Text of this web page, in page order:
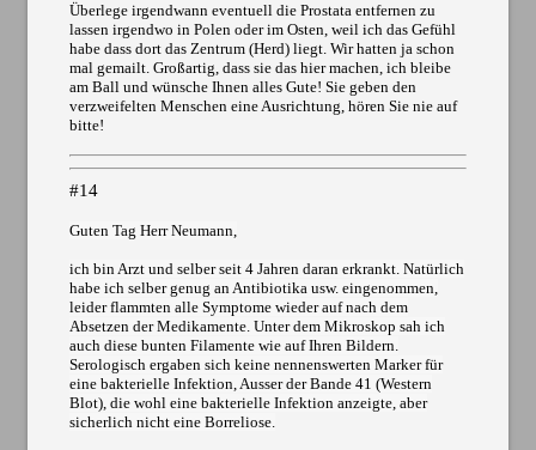
Überlege irgendwann eventuell die Prostata entfernen zu
lassen irgendwo in Polen oder im Osten, weil ich das Gefühl
habe dass dort das Zentrum (Herd) liegt. Wir hatten ja schon
mal gemailt. Großartig, dass sie das hier machen, ich bleibe
am Ball und wünsche Ihnen alles Gute! Sie geben den
verzweifelten Menschen eine Ausrichtung, hören Sie nie auf
bitte!
#14
Guten Tag Herr Neumann,
ich bin Arzt und selber seit 4 Jahren daran erkrankt. Natürlich
habe ich selber genug an Antibiotika usw. eingenommen,
leider flammten alle Symptome wieder auf nach dem
Absetzen der Medikamente. Unter dem Mikroskop sah ich
auch diese bunten Filamente wie auf Ihren Bildern.
Serologisch ergaben sich keine nennenswerten Marker für
eine bakterielle Infektion, Ausser der Bande 41 (Western
Blot), die wohl eine bakterielle Infektion anzeigte, aber
sicherlich nicht eine Borreliose.